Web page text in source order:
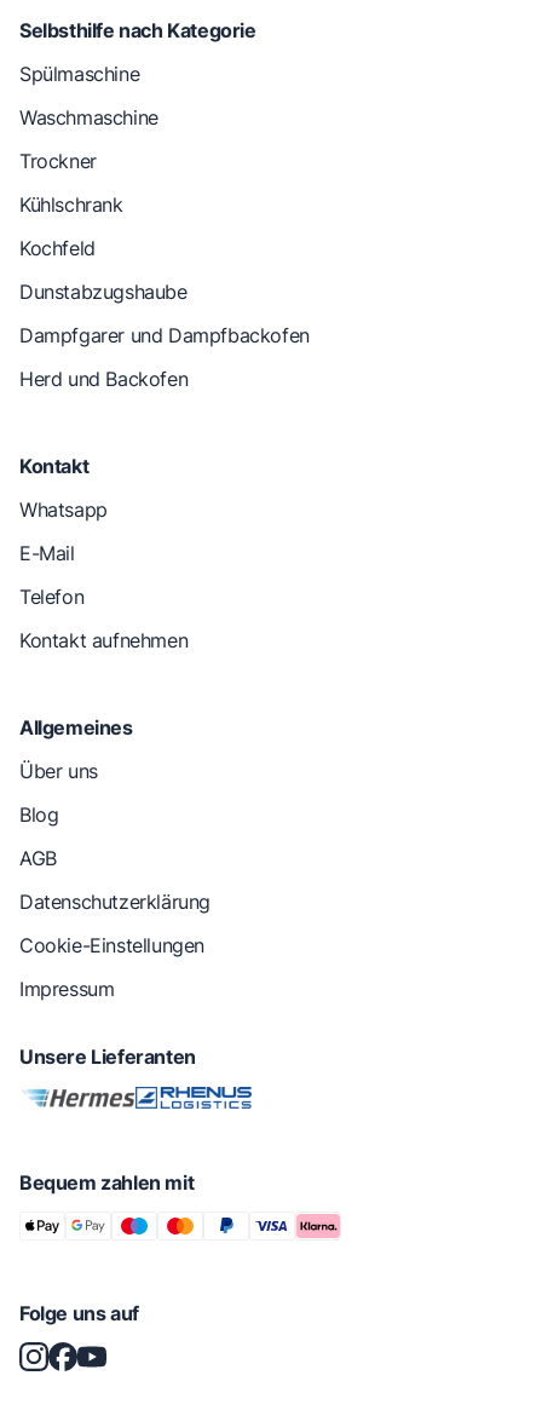
Selbsthilfe nach Kategorie
Spülmaschine
Waschmaschine
Trockner
Kühlschrank
Kochfeld
Dunstabzugshaube
Dampfgarer und Dampfbackofen
Herd und Backofen
Kontakt
Whatsapp
E-Mail
Telefon
Kontakt aufnehmen
Allgemeines
Über uns
Blog
AGB
Datenschutzerklärung
Cookie-Einstellungen
Impressum
Unsere Lieferanten
Bequem zahlen mit
Folge uns auf